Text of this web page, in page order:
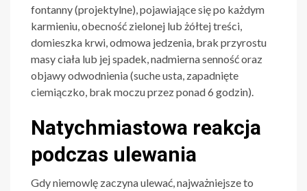
fontanny (projektylne), pojawiające się po każdym
karmieniu, obecność zielonej lub żółtej treści,
domieszka krwi, odmowa jedzenia, brak przyrostu
masy ciała lub jej spadek, nadmierna senność oraz
objawy odwodnienia (suche usta, zapadnięte
ciemiączko, brak moczu przez ponad 6 godzin).
Natychmiastowa reakcja
podczas ulewania
Gdy niemowlę zaczyna ulewać, najważniejsze to